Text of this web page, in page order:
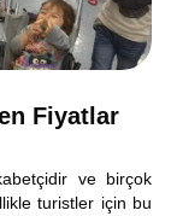
Fiyatlar
ve birçok
turistler için bu